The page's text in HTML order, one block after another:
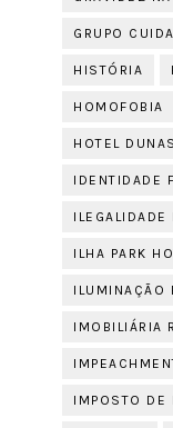
GRUPO
HISTÓRIA
HOMOFOBIA
HOTEL DUNAS
IDENTIDADE
ILHA PARK
ILUMINAÇÃO
IMOBILIÁRIA
IMPOSTO DE